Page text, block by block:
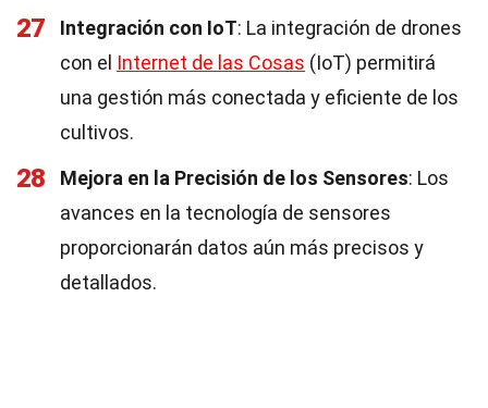
27 Integración con IoT: La integración de drones
con el Internet de las Cosas (IoT) permitirá
una gestión más conectada y eficiente de los
cultivos.
28 Mejora en la Precisión de los Sensores: Los
avances en la tecnología de sensores
proporcionarán datos aún más precisos y
detallados.